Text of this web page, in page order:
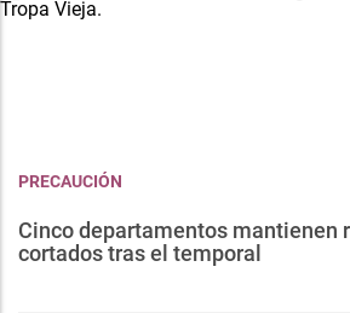
PRECAUCIÓN
Cinco departamentos mantienen
cortados tras el temporal